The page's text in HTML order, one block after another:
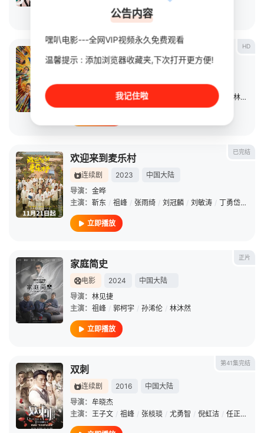
立即播放
HD
阳光俱乐部
导演：魏书钧
/ 陆小芬 / 杨采钰 佟林楷
已完结
欢迎来到麦乐村
连续剧 2023
中国大陆
导演： 金晔
主演： 靳东 / 祖峰 / 张雨绮 / 刘冠麟 / 刘敏涛 / 丁勇岱 /
立即播放
正片
家庭简史
电影 2024
中国大陆
导演： 林见捷
主演： 祖峰 / 郭柯宇 / 孙浠伦 / 林沐然
立即播放
第41集完结
双刺
连续剧 2016
中国大陆
导演： 牟晓杰
主演： 王子文 / 祖峰 / 张棪琰 / 尤勇智 / 倪虹洁 / 任正斌
公告内容
嘿叭电影---全网VIP视频永久免费观看
温馨提示 : 添加浏览器收藏夹,下次打开更方便!
我记住啦